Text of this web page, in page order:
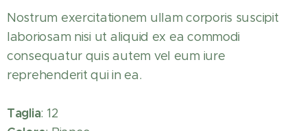
Nostrum exercitationem ullam corporis suscipit
laboriosam nisi ut aliquid ex ea commodi
consequatur quis autem vel eum iure
reprehenderit qui in ea.
Taglia: 12